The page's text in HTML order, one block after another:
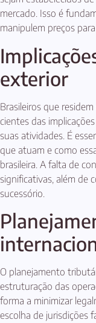
mercado. Isso é
manipulem preços
exterior
Brasileiros que
cientes das
suas atividades. É
que atuam e como
brasileira. A falta de
significativas, além de
sucessório.
O planejamento
estruturação das
forma a minimizar
escolha de jurisdições